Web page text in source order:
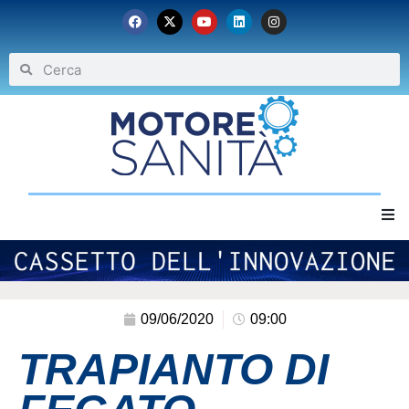
Home
Eventi
Archivio
09/06/2020 09:00
TRAPIANTO DI